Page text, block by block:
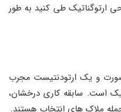
ارتوگناتیک طی کنید به طور
و یک ارتودنتیست مجرب
است. سابقه کاری درخشان،
ملاک های انتخاب هستند.